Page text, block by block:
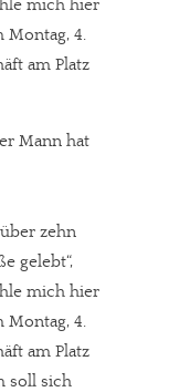
mich hier
Montag, 4.
am Platz
Mann hat
zehn
gelebt“,
mich hier
Montag, 4.
am Platz
soll sich